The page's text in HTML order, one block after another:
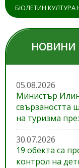
БЮЛЕТИН КУЛТУРА
НОВИНИ
05.08.2026
Министър
свързаността
на туризма
30.07.2026
19 обекта са
контрол на